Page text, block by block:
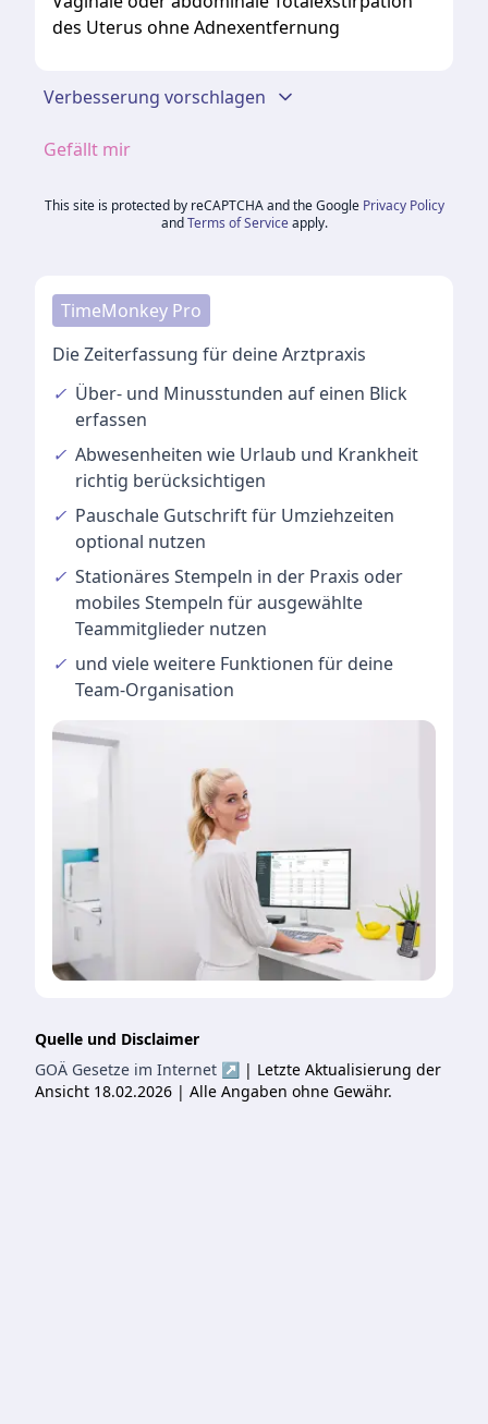
des Uterus ohne Adnexentfernung
Verbesserung vorschlagen
Gefällt mir
This site is protected by reCAPTCHA and the Google Privacy Policy
and Terms of Service apply.
TimeMonkey Pro
Die Zeiterfassung für deine Arztpraxis
✓ Über- und Minusstunden auf einen Blick
erfassen
✓ Abwesenheiten wie Urlaub und Krankheit
richtig berücksichtigen
✓ Pauschale Gutschriftfür Umziehzeiten
optional nutzen
✓ Stationäres Stempeln in der Praxis oder
mobiles Stempeln für ausgewählte
Teammitglieder nutzen
✓ und vieleweitere Funktionen für deine
Team-Organisation
Quelle und Disclaimer
GOÄ Gesetze im Internet ↗ | Letzte Aktualisierung der
Ansicht 18.02.2026 | Alle Angaben ohne Gewähr.